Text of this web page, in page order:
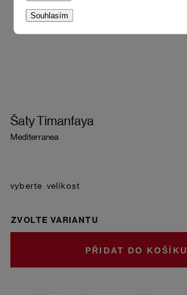
Souhlasím
Šaty Timanfaya
Mediterranea
velikost
ZVOLTE VARIANTU
DO KOŠÍKU